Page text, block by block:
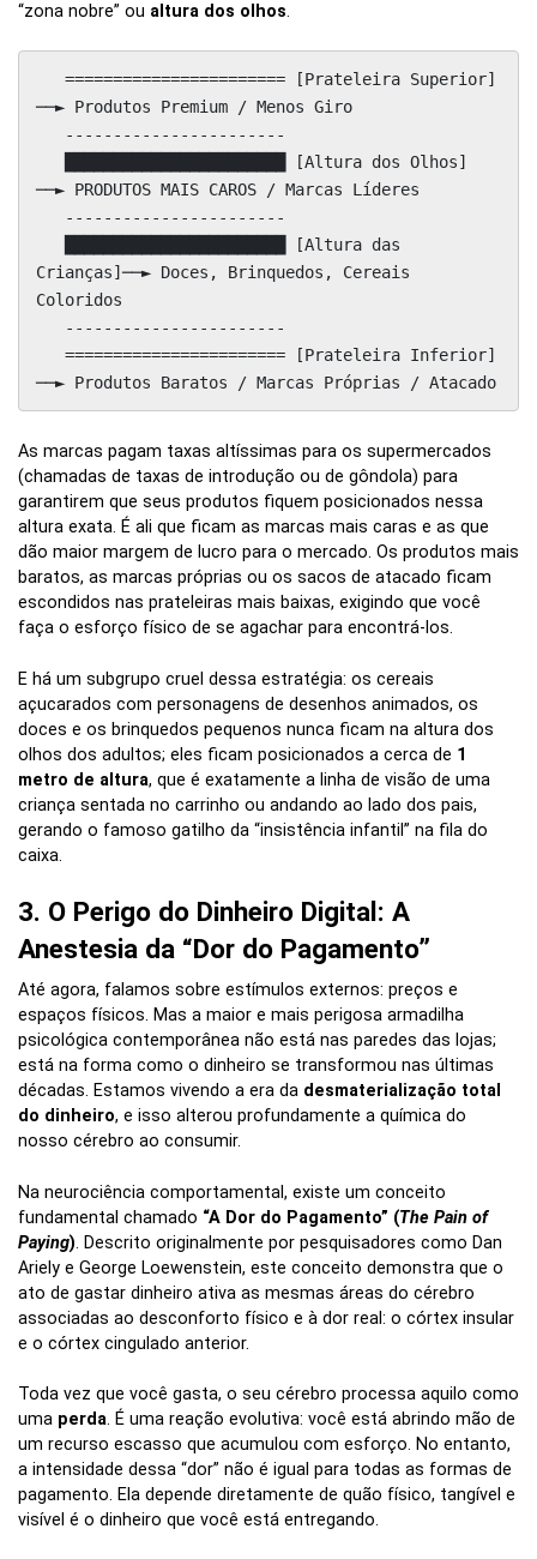
“zona nobre” ou altura dos olhos.
   ======================= [Prateleira Superior]
──► Produtos Premium / Menos Giro
──► PRODUTOS MAIS CAROS / Marcas Líderes
Crianças]──► Doces, Brinquedos, Cereais
Coloridos
   ======================= [Prateleira Inferior]
As marcas pagam taxas altíssimas para os supermercados
(chamadas de taxas de introdução ou de gôndola) para
garantirem que seus produtos fiquem posicionados nessa
altura exata. É ali que ficam as marcas mais caras e as que
dão maior margem de lucro para o mercado. Os produtos mais
baratos, as marcas próprias ou os sacos de atacado ficam
escondidos nas prateleiras mais baixas, exigindo que você
faça o esforço físico de se agachar para encontrá-los.
E há um subgrupo cruel dessa estratégia: os cereais
açucarados com personagens de desenhos animados, os
doces e os brinquedos pequenos nunca ficam na altura dos
olhos dos adultos; eles ficam posicionados a cerca de 1
metro de altura, que é exatamente a linha de visão de uma
criança sentada no carrinho ou andando ao lado dos pais,
gerando o famoso gatilho da “insistência infantil” na fila do
caixa.
3. O Perigo do Dinheiro Digital: A
Anestesia da “Dor do Pagamento”
Até agora, falamos sobre estímulos externos: preços e
espaços físicos. Mas a maior e mais perigosa armadilha
psicológica contemporânea não está nas paredes das lojas;
está na forma como o dinheiro se transformou nas últimas
décadas. Estamos vivendo a era da desmaterialização total
do dinheiro, e isso alterou profundamente a química do
nosso cérebro ao consumir.
Na neurociência comportamental, existe um conceito
fundamental chamado “A Dor do Pagamento” (The Pain of
Paying). Descrito originalmente por pesquisadores como Dan
Ariely e George Loewenstein, este conceito demonstra que o
ato de gastar dinheiro ativa as mesmas áreas do cérebro
associadas ao desconforto físico e à dor real: o córtex insular
e o córtex cingulado anterior.
Toda vez que você gasta, o seu cérebro processa aquilo como
uma perda. É uma reação evolutiva: você está abrindo mão de
um recurso escasso que acumulou com esforço. No entanto,
a intensidade dessa “dor” não é igual para todas as formas de
pagamento. Ela depende diretamente de quão físico, tangível e
visível é o dinheiro que você está entregando.